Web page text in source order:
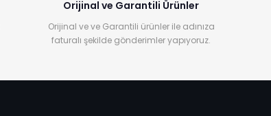
Orijinal ve Garantili Ürünler
Orijinal ve ve Garantili ürünler ile adınıza
faturalı şekilde gönderimler yapıyoruz.